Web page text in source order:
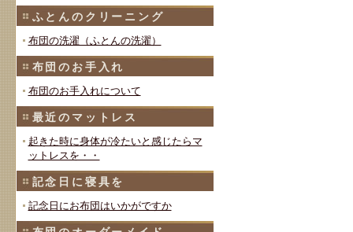
ふとんのクリーニング
布団の洗濯（ふとんの洗濯）
布団のお手入れ
布団のお手入れについて
最近のマットレス
起きた時に身体が冷たいと感じたらマ
ットレスを・・
記念日に寝具を
記念日にお布団はいかがですか